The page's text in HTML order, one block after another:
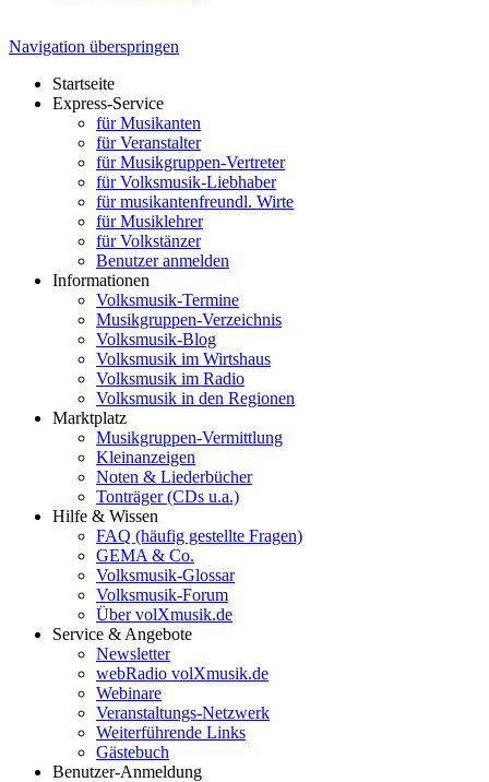
Navigation überspringen
Startseite
Express-Service
für Musikanten
für Veranstalter
für Musikgruppen-Vertreter
für Volksmusik-Liebhaber
für musikantenfreundl. Wirte
für Musiklehrer
für Volkstänzer
Benutzer anmelden
Informationen
Volksmusik-Termine
Musikgruppen-Verzeichnis
Volksmusik-Blog
Volksmusik im Wirtshaus
Volksmusik im Radio
Volksmusik in den Regionen
Marktplatz
Musikgruppen-Vermittlung
Kleinanzeigen
Noten & Liederbücher
Tonträger (CDs u.a.)
Hilfe & Wissen
FAQ (häufig gestellte Fragen)
GEMA & Co.
Volksmusik-Glossar
Volksmusik-Forum
Über volXmusik.de
Service & Angebote
Newsletter
webRadio volXmusik.de
Webinare
Veranstaltungs-Netzwerk
Weiterführende Links
Gästebuch
Benutzer-Anmeldung